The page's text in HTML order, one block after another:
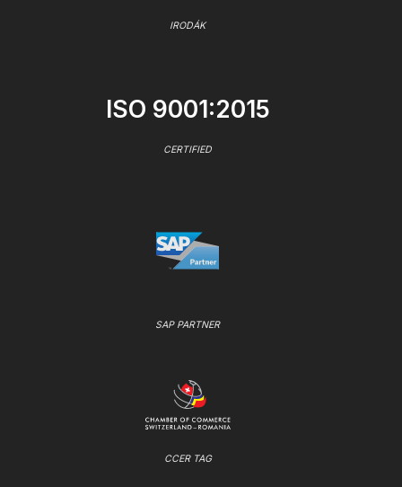
IRODÁK
ISO 9001:2015
CERTIFIED
SAP PARTNER
CCER TAG